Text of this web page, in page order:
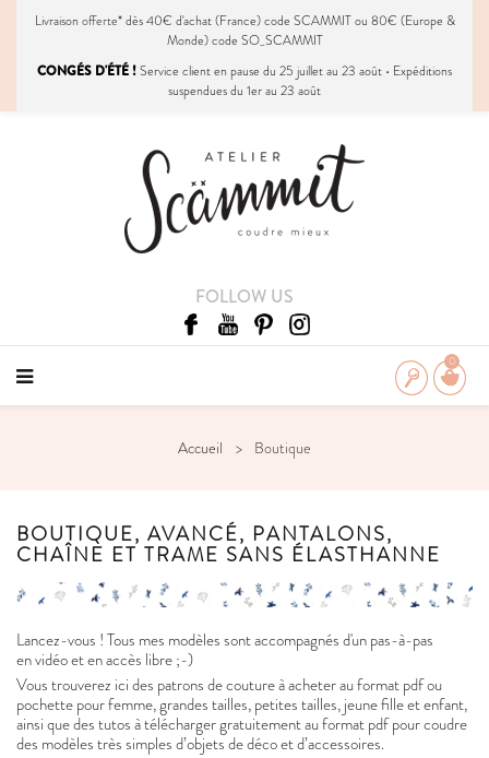
Livraison offerte* dès 40€ d'achat (France) code SCAMMIT ou 80€ (Europe &
Monde) code SO_SCAMMIT
CONGÉS D'ÉTÉ !Service client en pause du 25 juillet au 23 août • Expéditions
suspendues du 1er au 23 août
FOLLOW US
0
Accueil Boutique
BOUTIQUE, AVANCÉ, PANTALONS,
CHAÎNE ET TRAME SANS ÉLASTHANNE
Lancez-vous ! Tous mes modèles sont accompagnés d'un pas-à-pas
en vidéo et en accès libre ;-)
Vous trouverez ici des patrons de couture à acheter au format pdf ou
pochette pour femme, grandes tailles, petites tailles, jeune fille et enfant,
ainsi que des tutos à télécharger gratuitement au format pdf pour coudre
des modèles très simples d’objets de déco et d’accessoires.